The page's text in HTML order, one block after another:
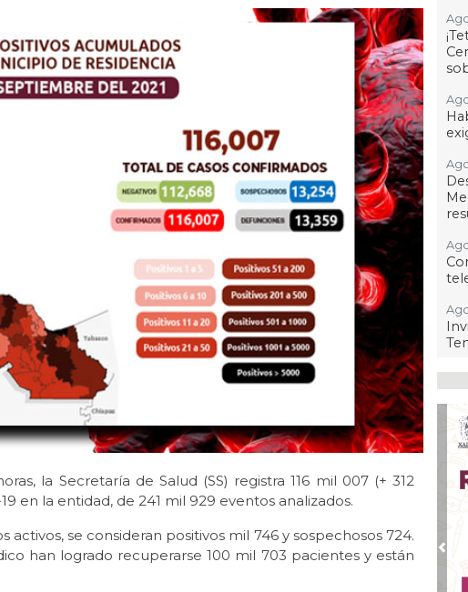
la Secretaría de Salud (SS) registra 116 mil 007 (+ 312
en la entidad, de 241 mil 929 eventos analizados.
se consideran positivos mil 746 y sospechosos 724.
han logrado recuperarse 100 mil 703 pacientes y están